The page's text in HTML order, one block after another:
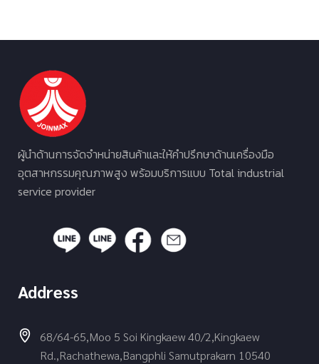
ผู้นำด้านการจัดจำหน่ายสินค้าและให้คำปรึกษาด้านเครื่องมือ
อุตสาหกรรมคุณภาพสูง พร้อมบริการแบบ Total industrial
service provider
Address
68/64-65,Moo 5 Soi Kingkaew 40/2,Kingkaew
Rd.,Rachathewa,Bangphli Samutprakarn 10540